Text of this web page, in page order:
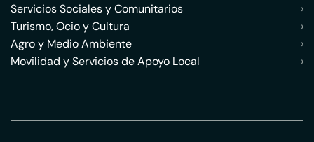
Servicios Sociales y Comunitarios
›
Turismo, Ocio y Cultura
›
Agro y Medio Ambiente
›
Movilidad y Servicios de Apoyo Local
›